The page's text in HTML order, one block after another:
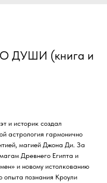
ДУШИ (книга и
и историк создал
астрология гармонично
магией Джона Ди. За
Древнего Египта и
и новому истолкованию
опыта познания Кроули